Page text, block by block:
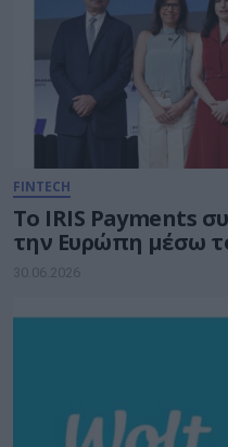
FINTECH
Το IRIS Payments
την Ευρώπη μέσω
30.06.2026